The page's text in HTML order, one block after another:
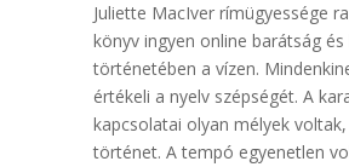
Juliette MacIver rímügyessége
könyv ingyen online barátság és
történetében a vízen.
értékeli a nyelv szépségét. A
kapcsolatai olyan mélyek
történet. A tempó egyenetlen